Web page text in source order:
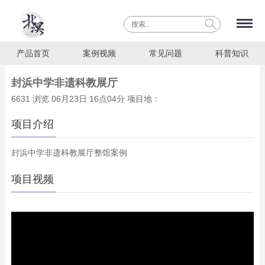
产品首页 案例视频 常见问题 科普知识
封浜中学非遗科教展厅
6631 浏览 06月23日 16点04分 项目地：
项目介绍
封浜中学非遗科教展厅整馆案例
项目视频